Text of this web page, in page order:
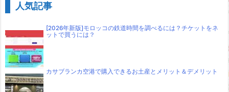
人気記事
[2026年新版]モロッコの鉄道時間を調べるには？チケットをネ
ットで買うには？
カサブランカ空港で購入できるお土産とメリット＆デメリット